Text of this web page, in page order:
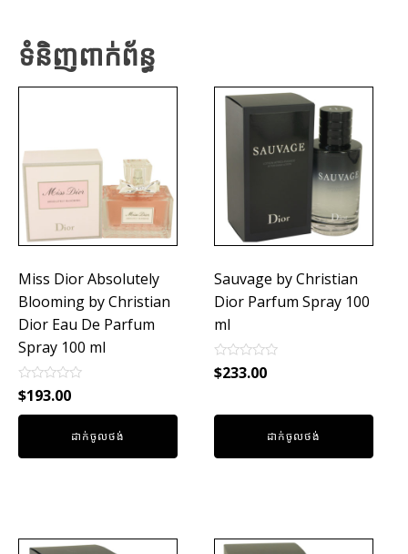
ទំនិញពាក់ព័ន្ធ
Miss Dior Absolutely
Blooming by Christian
Dior Eau De Parfum
Spray 100 ml
Rated
0
out
$193.00
ដាក់ចូលថង់
Sauvage by Christian
Dior Parfum Spray 100
ml
Rated
0
5
$233.00
ដាក់ចូលថង់